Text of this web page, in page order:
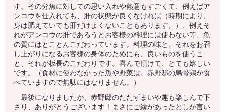
す。その分魚に対しての思い入れや熱意もすごくて、例えばア
ンコウを仕入れても、肝の状態が良くなければ（時期により、
身は肥えていても肝だけよくないこともあります。）、例えそ
れがアンコウの肝であろうとお客様の料理には使わない等、魚
の質にはとことんこだわっています。料理の味と、それをお召
し上がりになるお客様の身体のためにも、良いものを使うこ
と、それが板長のこだわりです。喜んで頂けて、とても嬉しい
です。（食材に使わなかった魚や野菜は、赤野邸の烏骨鶏が食
べていますので無駄にはなりません。）
最後になりましたが、赤野邸のたたずまいや趣も楽しんで下
さり、ありがとうございます！まさにご縁があったとしか言い